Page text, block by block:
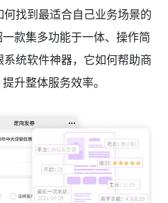
找到最适合自己业务场景的
款集多功能于一体、操作简
统软件神器，它如何帮助商
升整体服务效率。